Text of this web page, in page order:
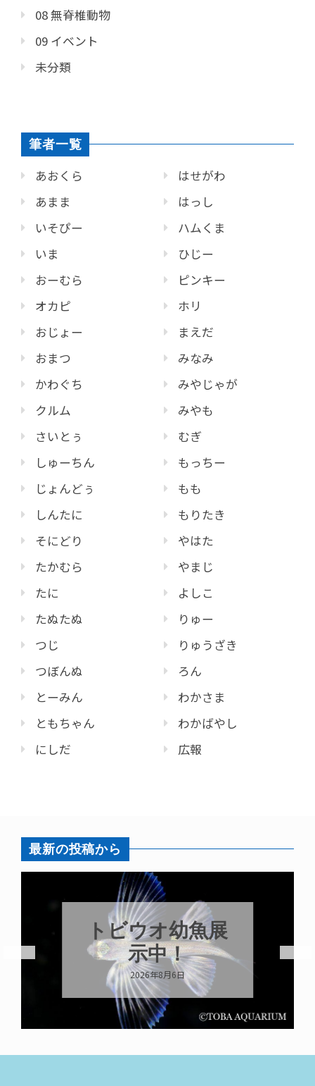
08 無脊椎動物
09 イベント
未分類
筆者一覧
あおくら
あまま
いそぴー
いま
おーむら
オカピ
おじょー
おまつ
かわぐち
クルム
さいとぅ
しゅーちん
じょんどぅ
しんたに
そにどり
たかむら
たに
たぬたぬ
つじ
つぼんぬ
とーみん
ともちゃん
にしだ
はせがわ
はっし
ハムくま
ひじー
ピンキー
ホリ
まえだ
みなみ
みやじゃが
みやも
むぎ
もっちー
もも
もりたき
やはた
やまじ
よしこ
りゅー
りゅうざき
ろん
わかさま
わかばやし
広報
最新の投稿から
これからもツ
ララらしく
2026年8月6日